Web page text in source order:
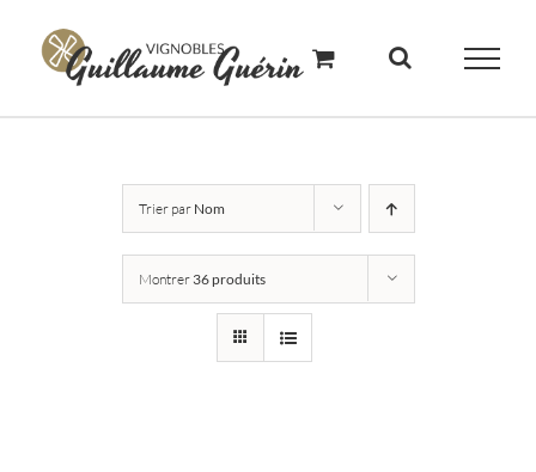
content
Trier par Nom
Montrer 36 produits